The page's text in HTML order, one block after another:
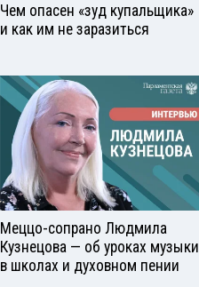
Чем опасен «зуд купальщика»
и как им не заразиться
Меццо-сопрано Людмила
Кузнецова — об уроках музыки
в школах и духовном пении